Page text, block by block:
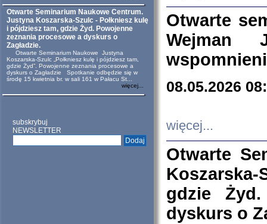
Otwarte Seminarium Naukowe Centrum.
Justyna Koszarska-Szulc - Połkniesz kulę
i pójdziesz tam, gdzie Żyd. Powojenne
zeznania procesowe a dyskurs o
Zagładzie.
Otwarte Seminarium Naukowe Justyna
Koszarska-Szulc „Połkniesz kulę i pójdziesz tam,
gdzie Żyd”. Powojenne zeznania procesowe a
dyskurs o Zagładzie Spotkanie odbędzie się w
środę 15 kwietnia br. w sali 161 w Pałacu St...
więcej...
subskrybuj
NEWSLETTER
Otwarte
Wejman
08.05.2026
więcej...
Otwarte
Koszarska-
gdzie
dyskurs o